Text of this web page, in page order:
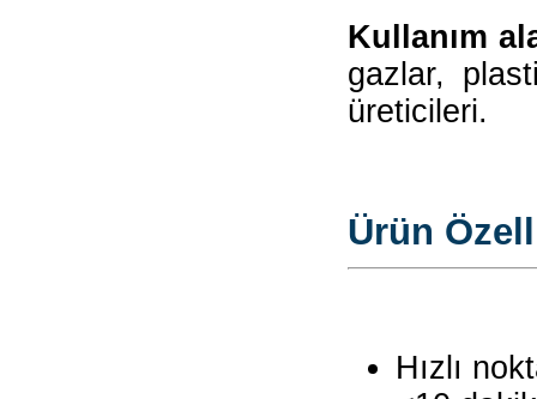
Kullanım
gazlar,
üreticileri.
Ürün
Hızlı